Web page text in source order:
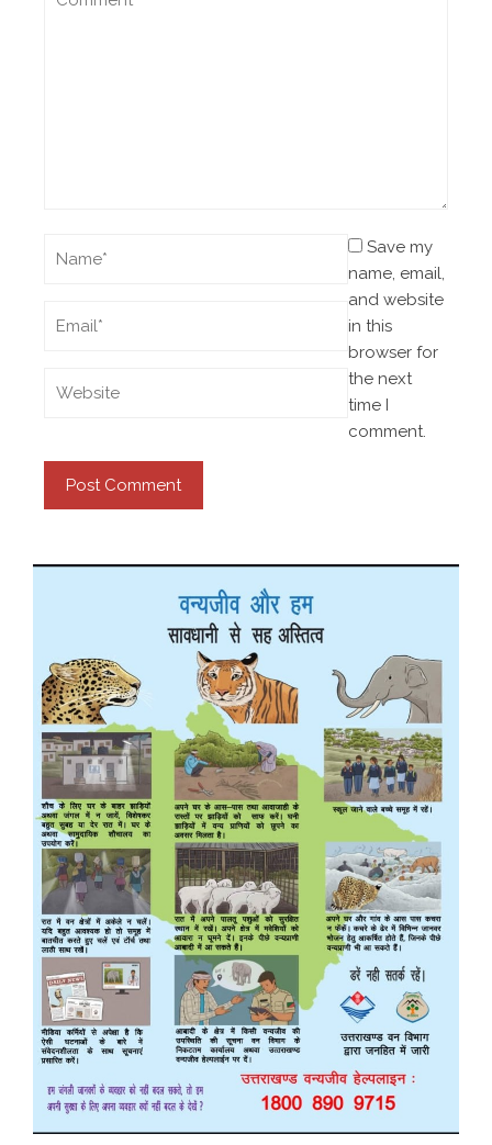
Save my
name, email,
and website
in this
browser for
the next
time I
comment.